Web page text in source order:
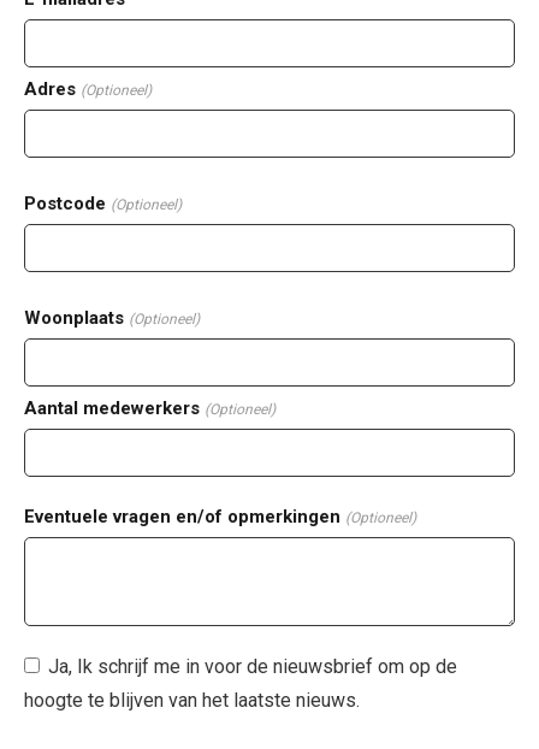
Adres (Optioneel)
Postcode (Optioneel)
Woonplaats (Optioneel)
Aantal medewerkers (Optioneel)
Eventuele vragen en/of opmerkingen (Optioneel)
Ja, Ik schrijf me in voor de nieuwsbrief om op de
hoogte te blijven van het laatste nieuws.